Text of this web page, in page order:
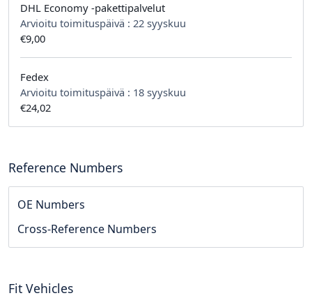
DHL Economy -pakettipalvelut
Arvioitu toimituspäivä : 22 syyskuu
€9,00
Fedex
Arvioitu toimituspäivä : 18 syyskuu
€24,02
Reference Numbers
OE Numbers
Cross-Reference Numbers
Fit Vehicles